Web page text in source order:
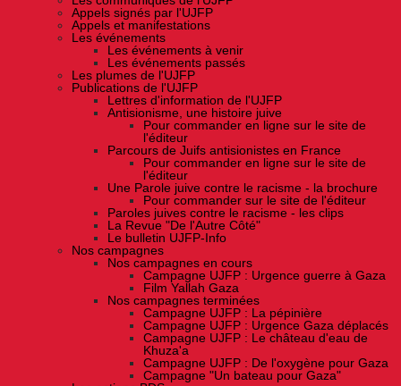
Appels signés par l'UJFP
Appels et manifestations
Les événements
Les événements à venir
Les événements passés
Les plumes de l'UJFP
Publications de l'UJFP
Lettres d'information de l'UJFP
Antisionisme, une histoire juive
Pour commander en ligne sur le site de
l'éditeur
Parcours de Juifs antisionistes en France
Pour commander en ligne sur le site de
l'éditeur
Une Parole juive contre le racisme - la brochure
Pour commander sur le site de l'éditeur
Paroles juives contre le racisme - les clips
La Revue "De l'Autre Côté"
Le bulletin UJFP-Info
Nos campagnes
Nos campagnes en cours
Campagne UJFP : Urgence guerre à Gaza
Film Yallah Gaza
Nos campagnes terminées
Campagne UJFP : La pépinière
Campagne UJFP : Urgence Gaza déplacés
Campagne UJFP : Le château d'eau de
Khuza'a
Campagne UJFP : De l'oxygène pour Gaza
Campagne "Un bateau pour Gaza"